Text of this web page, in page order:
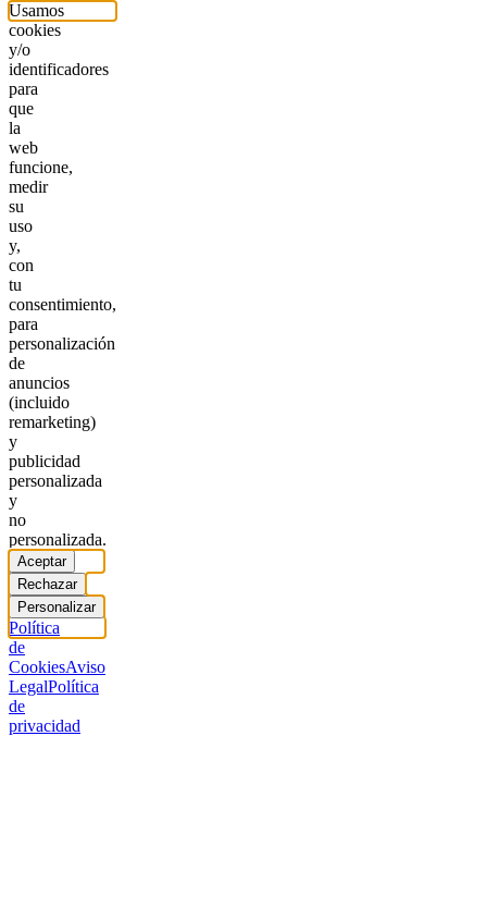
Usamos
cookies
y/o
identificadores
para
que
la
web
funcione,
medir
su
uso
y,
con
tu
consentimiento,
para
personalización
de
anuncios
(incluido
remarketing)
y
publicidad
personalizada
y
no
personalizada.
Aceptar
Rechazar
Personalizar
Política
de
CookiesAviso
LegalPolítica
de
privacidad